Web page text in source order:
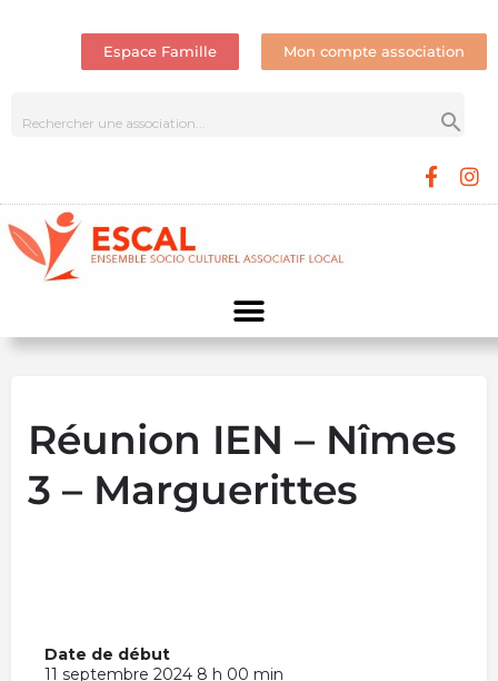
Espace Famille Mon compte association
Réunion IEN – Nîmes
3 – Marguerittes
Date de début
11 septembre 2024 8 h 00 min